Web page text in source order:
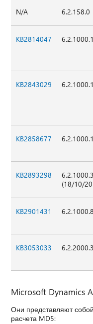
N/A 6.2.158.0
KB2814047
KB2843029
KB2858677
KB2893298
(18/10/
KB2901431
KB3053033
Microsoft Dynamics
Они представляют
расчета MD5: